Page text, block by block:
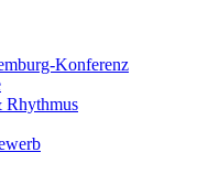
Konferenz
Rhythmus